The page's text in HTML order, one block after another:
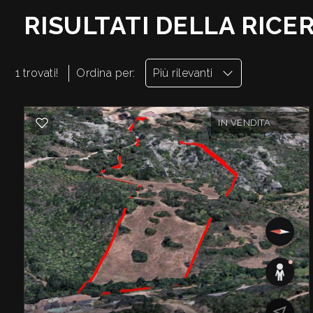
RISULTATI DELLA
1 trovati! Ordina per: Più rilevanti
IN VENDITA
Tipologia
-
multiscelta
Qualsiasi
Residenziali
Terreni